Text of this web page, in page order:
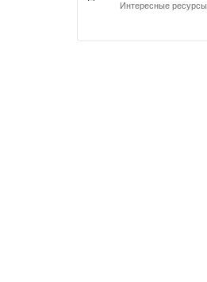
Интересные ресурсы